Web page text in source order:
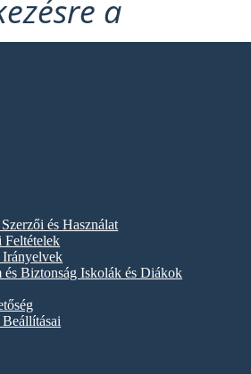
a
és Használat
Feltételek
és Biztonság Iskolák és Diákok